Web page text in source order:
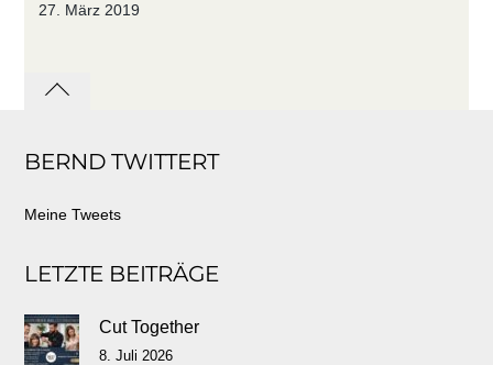
27. März 2019
Back
top
BERND TWITTERT
Meine Tweets
LETZTE BEITRÄGE
Cut Together
8. Juli 2026